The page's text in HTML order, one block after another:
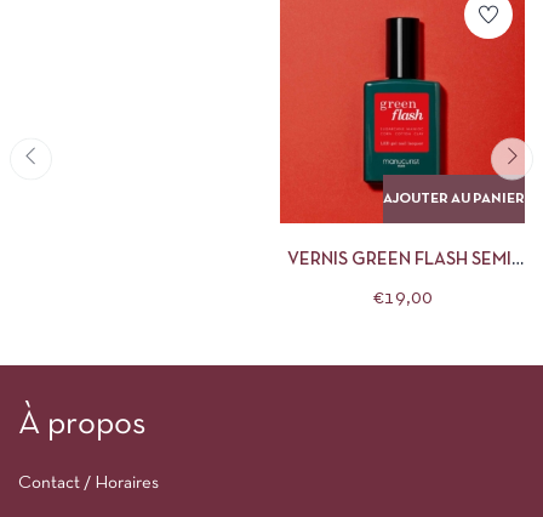
AJOUTER AU PANIER
VERNIS GREEN FLASH SEMI-
15ML MANUCURIST
€19,00
À propos
Contact / Horaires